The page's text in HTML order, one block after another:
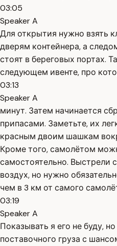
03:05
Speaker A
Для открытия нужно взять
дверям контейнера, а
стоят в береговых портах.
следующем ивенте, про
03:13
Speaker A
минут. Затем начинается
припасами. Заметьте, их
красным двоим шашкам
Кроме того, самолётом
самостоятельно. Выстрели
воздух, но нужно
чем в 3 км от самого
03:19
Speaker A
Показывать я его не буду,
поставочного груза с